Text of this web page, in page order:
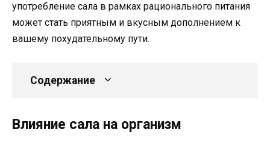
употребление сала в рамках рационального питания
может стать приятным и вкусным дополнением к
вашему похудательному пути.
Содержание
Влияние сала на организм